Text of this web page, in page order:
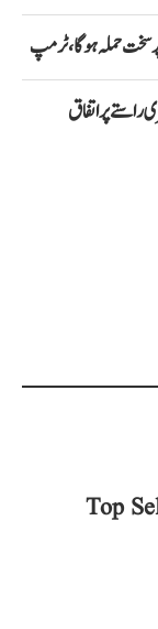
سخت حملہ ہوگا، ٹرمپ
راستے پر اتفاق